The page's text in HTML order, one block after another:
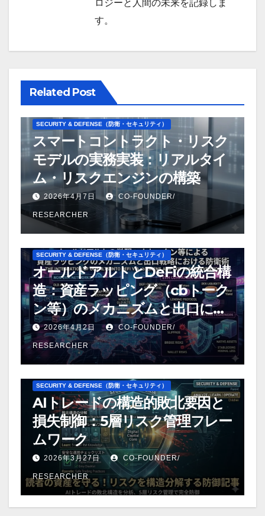
ロジーと人間の未来を記録しま
す。
Related Post
BUILD CONNECT OPERATE
SECURITY & DEFENSE（防衛・セキュリティ）
スマートコントラクト・リスク
モデルの実務実装：リアルタイ
ム・リスクエンジンの構築
2026年4月7日 CO-FOUNDER/
RESEARCHER
SECURITY & DEFENSE（防衛・セキュリティ）
オールドアルトとDeFiの統合構
造：資産ラッピング（cbトーク
ン等）のメカニズムと出口にお
ける防衛術【第3部】
2026年4月2日 CO-FOUNDER/
RESEARCHER
SECURITY & DEFENSE（防衛・セキュリティ）
AIトレードの構造的敗北要因と
損失制御：5層リスク管理フレー
ムワーク
2026年3月27日 CO-FOUNDER/
RESEARCHER